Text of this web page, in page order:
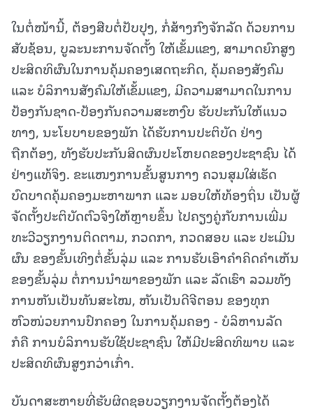
ໃນຕໍ່ໜ້ານີ້, ຕ້ອງສືບຕໍ່ປັບປຸງ, ກໍ່ສ້າງກົງຈັກລັດ ດ້ວຍການ
ສັບຊ້ອນ, ບູລະນະການຈັດຕັ້ງ ໃຫ້ເຂັ້ມແຂງ, ສາມາດຍົກສູງ
ປະສິດທິຜົນໃນການຄຸ້ມຄອງເສດຖະກິດ, ຄຸ້ມຄອງສັງຄົມ
ແລະ ບໍລິການສັງຄົມໃຫ້ເຂັ້ມແຂງ, ມີຄວາມສາມາດໃນການ
ປ້ອງກັນຊາດ-ປ້ອງກັນຄວາມສະຫງົບ ຮັບປະກັນໃຫ້ແນວ
ທາງ, ນະໂຍບາຍຂອງພັກ ໄດ້ຮັບການປະຕິບັດ ຢ່າງ
ຖືກຕ້ອງ, ທັງຮັບປະກັນສິດຜົນປະໂຫຍດຂອງປະຊາຊົນ ໄດ້
ຢ່າງແທ້ຈິງ. ຂະແໜງການຂັ້ນສູນກາງ ຄວນສຸມໃສ່ເຮັດ
ບົດບາດຄຸ້ມຄອງມະຫາພາກ ແລະ ມອບໃຫ້ທ້ອງຖິ່ນ ເປັນຜູ້
ຈັດຕັ້ງປະຕິບັດຕົວຈິງໃຫ້ຫຼາຍຂຶ້ນ ໄປຄຽງຄູ່ກັບການເພີ່ມ
ທະວີວຽກງານຕິດຕາມ, ກວດກາ, ກວດສອບ ແລະ ປະເມີນ
ຜົນ ຂອງຂັ້ນເທິງຕໍ່ຂັ້ນລຸ່ມ ແລະ ການຮັບເອົາຄໍາຄິດຄໍາເຫັນ
ຂອງຂັ້ນລຸ່ມ ຕໍ່ການນໍາພາຂອງພັກ ແລະ ລັດເຮົາ ລວມທັງ
ການຫັນເປັນທັນສະໄໝ, ຫັນເປັນດີຈີຕອນ ຂອງທຸກ
ຫົວໜ່ວຍການປົກຄອງ ໃນການຄຸ້ມຄອງ - ບໍລິຫານລັດ
ກໍຄື ການບໍລິການຮັບໃຊ້ປະຊາຊົນ ໃຫ້ມີປະສິດທິພາບ ແລະ
ປະສິດທິຜົນສູງກວ່າເກົ່າ.
ບັນດາສະຫາຍທີ່ຮັບຜິດຊອບວຽກງານຈັດຕັ້ງຕ້ອງໄດ້